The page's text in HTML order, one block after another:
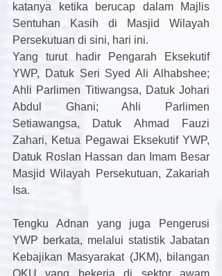
katanya ketika berucap dalam Majlis
Sentuhan Kasih di Masjid Wilayah
Persekutuan di sini, hari ini.
Yang turut hadir Pengarah Eksekutif
YWP, Datuk Seri Syed Ali Alhabshee;
Ahli Parlimen Titiwangsa, Datuk Johari
Abdul Ghani; Ahli Parlimen
Setiawangsa, Datuk Ahmad Fauzi
Zahari, Ketua Pegawai Eksekutif YWP,
Datuk Roslan Hassan dan Imam Besar
Masjid Wilayah Persekutuan, Zakariah
Isa.
Tengku Adnan yang juga Pengerusi
YWP berkata, melalui statistik Jabatan
Kebajikan Masyarakat (JKM), bilangan
OKU yang bekerja di sektor awam